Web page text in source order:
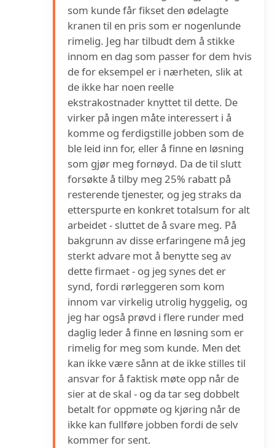
som kunde får fikset den ødelagte
kranen til en pris som er nogenlunde
rimelig. Jeg har tilbudt dem å stikke
innom en dag som passer for dem hvis
de for eksempel er i nærheten, slik at
de ikke har noen reelle
ekstrakostnader knyttet til dette. De
virker på ingen måte interessert i å
komme og ferdigstille jobben som de
ble leid inn for, eller å finne en løsning
som gjør meg fornøyd. Da de til slutt
forsøkte å tilby meg 25% rabatt på
resterende tjenester, og jeg straks da
etterspurte en konkret totalsum for alt
arbeidet - sluttet de å svare meg. På
bakgrunn av disse erfaringene må jeg
sterkt advare mot å benytte seg av
dette firmaet - og jeg synes det er
synd, fordi rørleggeren som kom
innom var virkelig utrolig hyggelig, og
jeg har også prøvd i flere runder med
daglig leder å finne en løsning som er
rimelig for meg som kunde. Men det
kan ikke være sånn at de ikke stilles til
ansvar for å faktisk møte opp når de
sier at de skal - og da tar seg dobbelt
betalt for oppmøte og kjøring når de
ikke kan fullføre jobben fordi de selv
kommer for sent.